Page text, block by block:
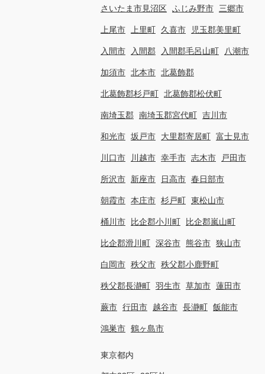
さいたま市見沼区 ふじみ野市 三郷市
上尾市 上里町 久喜市 児玉郡美里町
入間市 入間郡 入間郡毛呂山町 八潮市
加須市 北本市 北葛飾郡
北葛飾郡杉戸町 北葛飾郡松伏町
南埼玉郡 南埼玉郡宮代町 吉川市
和光市 坂戸市 大里郡寄居町 富士見市
川口市 川越市 幸手市 志木市 戸田市
所沢市 新座市 日高市 春日部市
朝霞市 本庄市 杉戸町 東松山市
桶川市 比企郡小川町 比企郡嵐山町
比企郡滑川町 深谷市 熊谷市 狭山市
白岡市 秩父市 秩父郡小鹿野町
秩父郡長瀞町 羽生市 草加市 蓮田市
蕨市 行田市 越谷市 長瀞町 飯能市
鴻巣市 鶴ヶ島市
東京都内